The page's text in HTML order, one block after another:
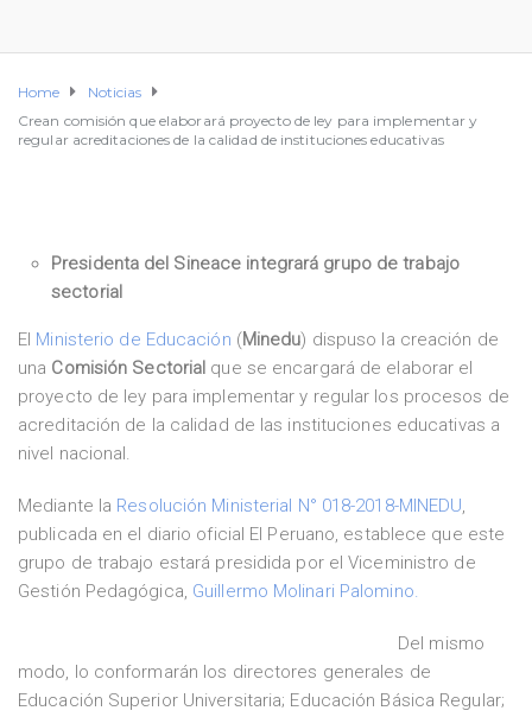
Home
Noticias
Crean comisión que elaborará proyecto de ley para implementar y
regular acreditaciones de la calidad de instituciones educativas
Presidenta del Sineace integrará grupo de trabajo
sectorial
El Ministerio de Educación (Minedu) dispuso la creación de
una Comisión Sectorial que se encargará de elaborar el
proyecto de ley para implementar y regular los procesos de
acreditación de la calidad de las instituciones educativas a
nivel nacional.
Mediante la Resolución Ministerial N° 018-2018-MINEDU,
publicada en el diario oficial El Peruano, establece que este
grupo de trabajo estará presidida por el Viceministro de
Gestión Pedagógica, Guillermo Molinari Palomino.
Del mismo
modo, lo conformarán los directores generales de
Educación Superior Universitaria; Educación Básica Regular;